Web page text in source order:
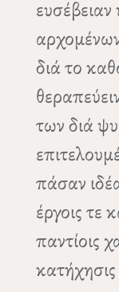
διά το
των διά
πάσαν
έργοις τε
παντίοις